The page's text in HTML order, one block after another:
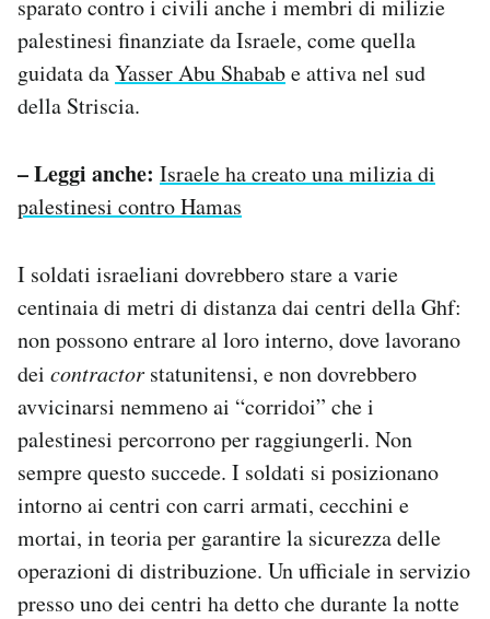
sparato contro i civili anche i membri di milizie
palestinesi finanziate da Israele, come quella
guidata daYasser Abu Shababe attiva nel sud
della Striscia.
– Leggi anche: Israele ha creato una milizia di
palestinesi contro Hamas
I soldati israeliani dovrebbero stare a varie
centinaia di metri di distanza dai centri della Ghf:
non possono entrare al loro interno, dove lavorano
dei contractor statunitensi, e non dovrebbero
avvicinarsi nemmeno ai “corridoi” che i
palestinesi percorrono per raggiungerli. Non
sempre questo succede. I soldati si posizionano
intorno ai centri con carri armati, cecchini e
mortai, in teoria per garantire la sicurezza delle
operazioni di distribuzione. Un ufficiale in servizio
presso uno dei centri ha detto che durante la notte